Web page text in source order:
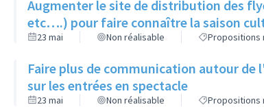
Augmenter le site de distribution des
etc….) pour faire connaître la saison
23 mai Non réalisable Propositions
Faire plus de communication autour
sur les entrées en spectacle
23 mai Non réalisable Propositions